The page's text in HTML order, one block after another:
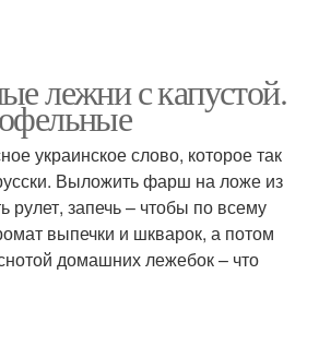
лежни с капустой.
украинское слово, которое так
Выложить фарш на ложе из
рулет, запечь – чтобы по всему
выпечки и шкварок, а потом
домашних лежебок – что